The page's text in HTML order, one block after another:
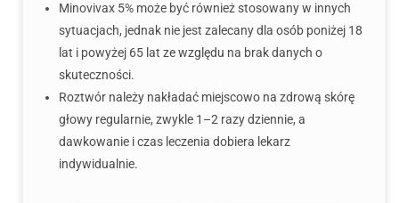
Minovivax 5% może być również stosowany w innych
sytuacjach, jednak nie jest zalecany dla osób poniżej 18
lat i powyżej 65 lat ze względu na brak danych o
skuteczności.
Roztwór należy nakładać miejscowo na zdrową skórę
głowy regularnie, zwykle 1–2 razy dziennie, a
dawkowanie i czas leczenia dobiera lekarz
indywidualnie.